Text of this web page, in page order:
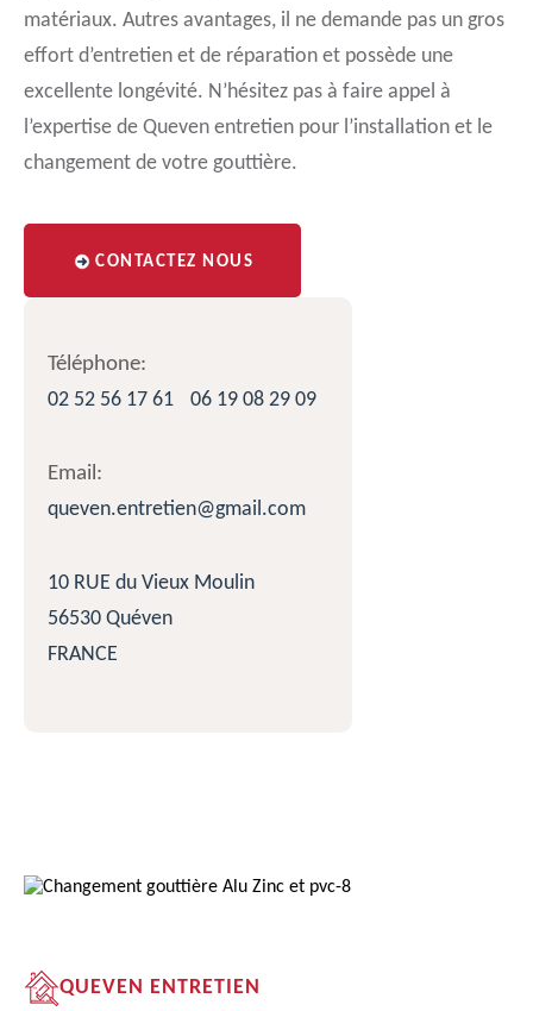
matériaux. Autres avantages, il ne demande pas un gros
effort d’entretien et de réparation et possède une
excellente longévité. N’hésitez pas à faire appel à
l’expertise de Queven entretien pour l’installation et le
changement de votre gouttière.
CONTACTEZ NOUS
Téléphone:
02 52 56 17 61
06 19 08 29 09
Email:
queven.entretien@gmail.com
10 RUE du Vieux Moulin
56530 Quéven
FRANCE
QUEVEN ENTRETIEN